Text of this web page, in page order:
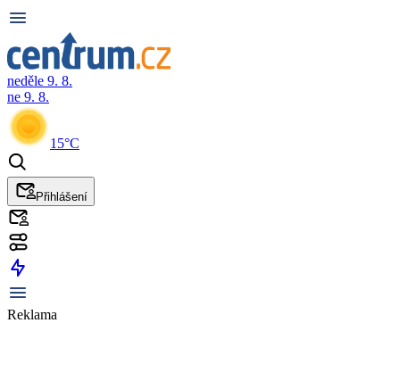
neděle 9. 8.
ne 9. 8.
15°C
Přihlášení
Reklama